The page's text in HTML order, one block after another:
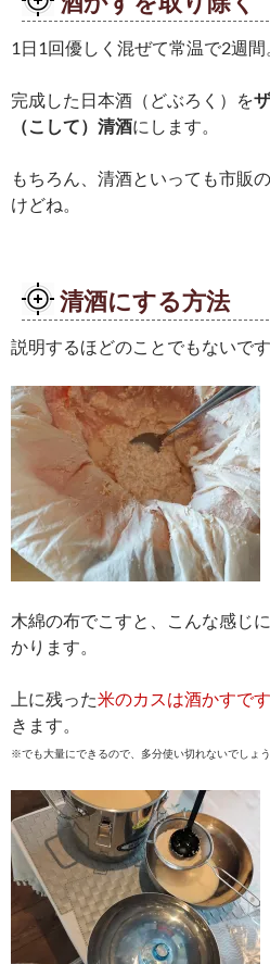
1日1回優しく混ぜて常温で2週間
完成した日本酒（どぶろく）を
（こして）清酒にします。
もちろん、清酒といっても市販
けどね。
清酒にする方法
説明するほどのことでもないで
木綿の布でこすと、こんな感じ
かります。
上に残った米のカスは酒かすです
きます。
※でも大量にできるので、多分使い切れないでしょう